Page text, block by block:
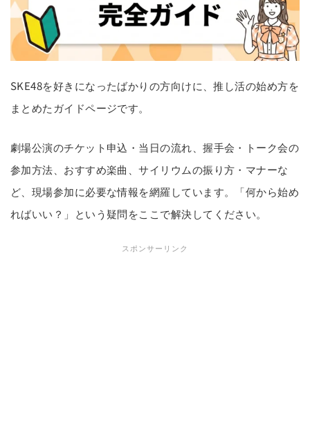
SKE48を好きになったばかりの方向けに、推し活の始め方を
まとめたガイドページです。
劇場公演のチケット申込・当日の流れ、握手会・トーク会の
参加方法、おすすめ楽曲、サイリウムの振り方・マナーな
ど、現場参加に必要な情報を網羅しています。「何から始め
ればいい？」という疑問をここで解決してください。
スポンサーリンク